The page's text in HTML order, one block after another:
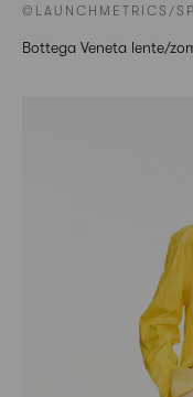
©LAUNCHMETRICS/
Bottega Veneta lente/